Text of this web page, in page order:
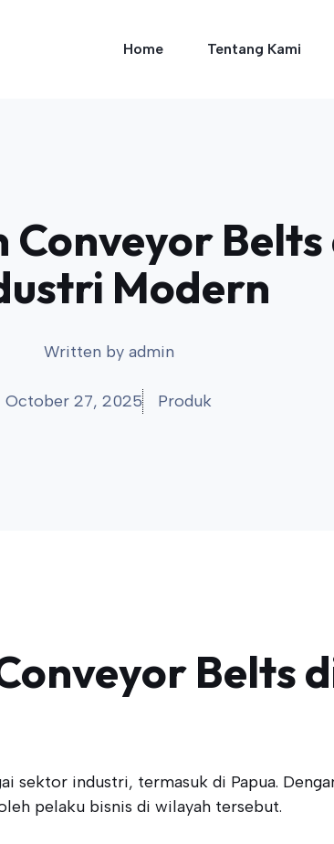
Home Tentang Kami
Conveyor
Modern
Written by admin
October 27, 2025 Produk
Belts
sektor industri, termasuk di Papua.
pelaku bisnis di wilayah tersebut.